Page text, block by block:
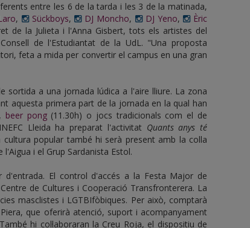
entre les 6 de la tarda i les 3 de la matinada,
, Sückboys, DJ Moncho, DJ Yeno,
Èric
de la Julieta i l'Anna Gisbert, tots els artistes del
de l'Estudiantat de la UdL. "Una proposta
feta a mida per convertir el campus en una gran
sortida a una jornada lúdica a l'aire lliure. La zona
aquesta primera part de la jornada en la qual han
beer pong(11.30h) o jocs tradicionals com el de
Lleida ha preparat l'activitat Quants anys té
cultura popular també hi serà present amb la colla
i el Grup Sardanista Estol.
d'entrada. El control d'accés a la Festa Major de
de Cultures i Cooperació Transfronterera. La
masclistes i LGTBIfòbiques. Per això, comptarà
que oferirà atenció, suport i acompanyament
hi col·laboraran la Creu Roja, el dispositiu de